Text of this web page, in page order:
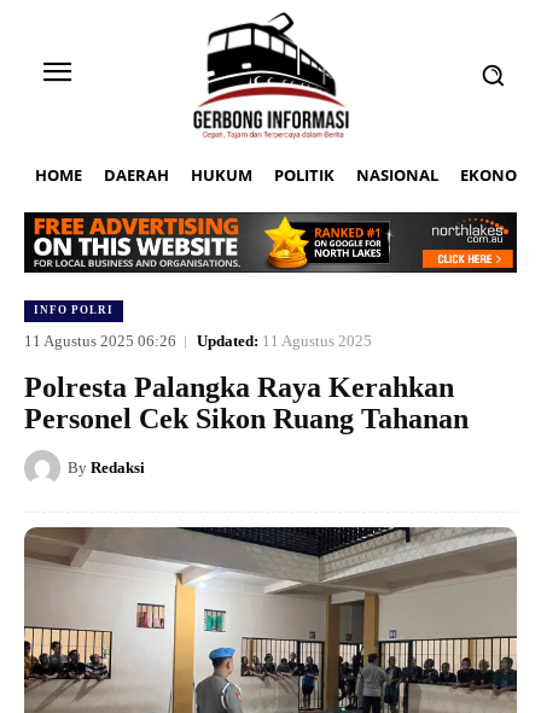
HOME DAERAH HUKUM POLITIK NASIONAL EKONOMI
INFO POLRI
11 Agustus 2025 06:26 Updated: 11 Agustus 2025
Polresta Palangka Raya Kerahkan
Personel Cek Sikon Ruang Tahanan
By Redaksi